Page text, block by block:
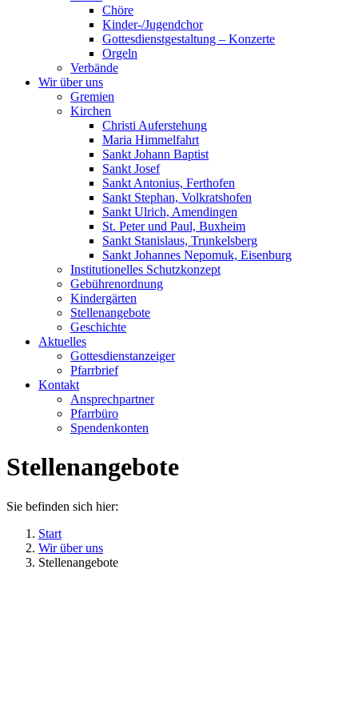
Chöre
Kinder-/Jugendchor
Gottesdienstgestaltung – Konzerte
Orgeln
Verbände
Wir über uns
Gremien
Kirchen
Christi Auferstehung
Maria Himmelfahrt
Sankt Johann Baptist
Sankt Josef
Sankt Antonius, Ferthofen
Sankt Stephan, Volkratshofen
Sankt Ulrich, Amendingen
St. Peter und Paul, Buxheim
Sankt Stanislaus, Trunkelsberg
Sankt Johannes Nepomuk, Eisenburg
Institutionelles Schutzkonzept
Gebührenordnung
Kindergärten
Stellenangebote
Geschichte
Aktuelles
Gottesdienstanzeiger
Pfarrbrief
Kontakt
Ansprechpartner
Pfarrbüro
Spendenkonten
Stellenangebote
Sie befinden sich hier:
Start
Wir über uns
Stellenangebote